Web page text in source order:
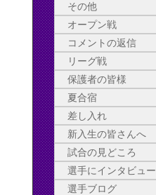
その他
オープン戦
コメントの返信
リーグ戦
保護者の皆様
夏合宿
差し入れ
新入生の皆さんへ
試合の見どころ
選手にインタビュー
選手ブログ